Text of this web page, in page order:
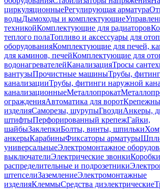
циркуляционныеРегулирующая арматура
водыДымоходы и комплектующие
техникойКомплектующие для радиаторов
теплого полаТопливо и аксессуары для
оборудованияКомплектующие для печей,
для каминов, печейКомплектующие для
водонагревателейКанализацияТросы
вантузыПрочистные машиныТрубы,
канализацииТрубы, фитинги наружной
канализационныеМеталлопрокат
огражденияАвтоматика для ворот
изделияСаморезы, шурупыГвоздиАнкеры,
штифтыПерфорированный крепежГайки,
шайбыЗаклепкиБолты, винты, шпильки
анкерыКарабиныФиксаторы арматуры
универсальныеЭлектромонтажное
выключателиЭлектрические звонкиКоробки
распределительные и подрозетники
штепселиЗаземлениеЭлектромонтажные
изделияКлеммыСредства диэлектрические